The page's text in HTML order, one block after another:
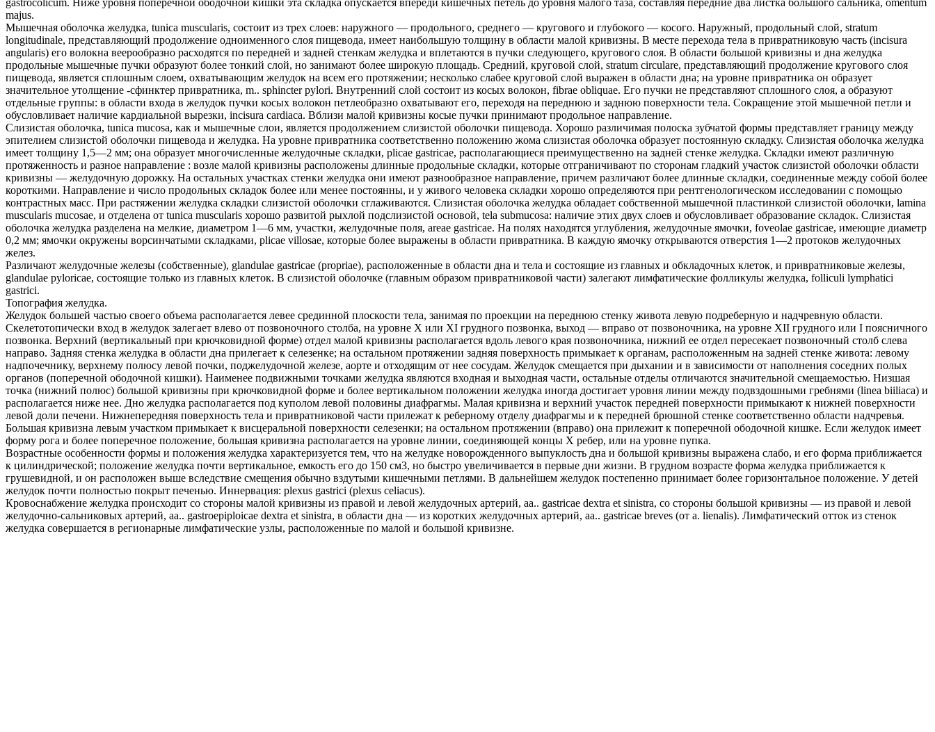
majus.
Мышечная оболочка желудка, tunica muscularis, состоит из трех слоев: наружного — продольного, среднего — кругового и глубокого — косого. Наружный, продольный слой, stratum
longitudinale, представляющий продолжение одноименного слоя пищевода, имеет наибольшую толщину в области малой кривизны. В месте перехода тела в привратниковую часть (incisura
angularis) его волокна веерообразно расходятся по передней и задней стенкам желудка и вплетаются в пучки следующего, кругового слоя. В области большой кривизны и дна желудка
продольные мышечные пучки образуют более тонкий слой, но занимают более широкую площадь. Средний, круговой слой, stratum circulare, представляющий продолжение кругового слоя
пищевода, является сплошным слоем, охватывающим желудок на всем его протяжении; несколько слабее круговой слой выражен в области дна; на уровне привратника он образует
значительное утолщение -сфинктер привратника, m.. sphincter pylori. Внутренний слой состоит из косых волокон, fibrae obliquae. Его пучки не представляют сплошного слоя, а образуют
отдельные группы: в области входа в желудок пучки косых волокон петлеобразно охватывают его, переходя на переднюю и заднюю поверхности тела. Сокращение этой мышечной петли и
обусловливает наличие кардиальной вырезки, incisura cardiaca. Вблизи малой кривизны косые пучки принимают продольное направление.
Слизистая оболочка, tunica mucosa, как и мышечные слои, является продолжением слизистой оболочки пищевода. Хорошо различимая полоска зубчатой формы представляет границу между
эпителием слизистой оболочки пищевода и желудка. На уровне привратника соответственно положению жома слизистая оболочка образует постоянную складку. Слизистая оболочка желудка
имеет толщину 1,5—2 мм; она образует многочисленные желудочные складки, plicae gastricae, располагающиеся преимущественно на задней стенке желудка. Складки имеют различную
протяженность и разное направление : возле малой кривизны расположены длинные продольные складки, которые отграничивают по сторонам гладкий участок слизистой оболочки области
кривизны — желудочную дорожку. На остальных участках стенки желудка они имеют разнообразное направление, причем различают более длинные складки, соединенные между собой более
короткими. Направление и число продольных складок более или менее постоянны, и у живого человека складки хорошо определяются при рентгенологическом исследовании с помощью
контрастных масс. При растяжении желудка складки слизистой оболочки сглаживаются. Слизистая оболочка желудка обладает собственной мышечной пластинкой слизистой оболочки, lamina
muscularis mucosae, и отделена от tunica muscularis хорошо развитой рыхлой подслизистой основой, tela submucosa: наличие этих двух слоев и обусловливает образование складок. Слизистая
оболочка желудка разделена на мелкие, диаметром 1—6 мм, участки, желудочные поля, areae gastricae. На полях находятся углубления, желудочные ямочки, foveolae gastricae, имеющие диаметр
0,2 мм; ямочки окружены ворсинчатыми складками, plicae villosae, которые более выражены в области привратника. В каждую ямочку открываются отверстия 1—2 протоков желудочных
желез.
Различают желудочные железы (собственные), glandulae gastricae (propriae), расположенные в области дна и тела и состоящие из главных и обкладочных клеток, и привратниковые железы,
glandulae pyloricae, состоящие только из главных клеток. В слизистой оболочке (главным образом привратниковой части) залегают лимфатические фолликулы желудка, folliculi lymphatici
gastrici.
Топография желудка.
Желудок большей частью своего объема располагается левее срединной плоскости тела, занимая по проекции на переднюю стенку живота левую подреберную и надчревную области.
Скелетотопически вход в желудок залегает влево от позвоночного столба, на уровне Х или XI грудного позвонка, выход — вправо от позвоночника, на уровне XII грудного или I поясничного
позвонка. Верхний (вертикальный при крючковидной форме) отдел малой кривизны располагается вдоль левого края позвоночника, нижний ее отдел пересекает позвоночный столб слева
направо. Задняя стенка желудка в области дна прилегает к селезенке; на остальном протяжении задняя поверхность примыкает к органам, расположенным на задней стенке живота: левому
надпочечнику, верхнему полюсу левой почки, поджелудочной железе, аорте и отходящим от нее сосудам. Желудок смещается при дыхании и в зависимости от наполнения соседних полых
органов (поперечной ободочной кишки). Наименее подвижными точками желудка являются входная и выходная части, остальные отделы отличаются значительной смещаемостью. Низшая
точка (нижний полюс) большой кривизны при крючковидной форме и более вертикальном положении желудка иногда достигает уровня линии между подвздошными гребнями (linea biiliaca) и
располагается ниже нее. Дно желудка располагается под куполом левой половины диафрагмы. Малая кривизна и верхний участок передней поверхности примыкают к нижней поверхности
левой доли печени. Нижнепередняя поверхность тела и привратниковой части прилежат к реберному отделу диафрагмы и к передней брюшной стенке соответственно области надчревья.
Большая кривизна левым участком примыкает к висцеральной поверхности селезенки; на остальном протяжении (вправо) она прилежит к поперечной ободочной кишке. Если желудок имеет
форму рога и более поперечное положение, большая кривизна располагается на уровне линии, соединяющей концы Х ребер, или на уровне пупка.
Возрастные особенности формы и положения желудка характеризуется тем, что на желудке новорожденного выпуклость дна и большой кривизны выражена слабо, и его форма приближается
к цилиндрической; положение желудка почти вертикальное, емкость его до 150 см3, но быстро увеличивается в первые дни жизни. В грудном возрасте форма желудка приближается к
грушевидной, и он расположен выше вследствие смещения обычно вздутыми кишечными петлями. В дальнейшем желудок постепенно принимает более горизонтальное положение. У детей
желудок почти полностью покрыт печенью. Иннервация: plexus gastrici (plexus celiacus).
Кровоснабжение желудка происходит со стороны малой кривизны из правой и левой желудочных артерий, aa.. gastricae dextra et sinistra, со стороны большой кривизны — из правой и левой
желудочно-сальниковых артерий, aa.. gastroepiploicae dextra et sinistra, в области дна — из коротких желудочных артерий, aa.. gastricae breves (от a. lienalis). Лимфатический отток из стенок
желудка совершается в регионарные лимфатические узлы, расположенные по малой и большой кривизне.